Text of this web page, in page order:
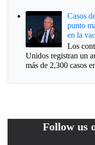
Casos
punto
en la
Los
Unidos registran un
más de 2,300 casos
Follow us